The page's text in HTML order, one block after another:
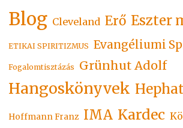
Blog Cleveland Erő Eszter
ETIKAI SPIRITIZMUS Evangéliumi
Fogalomtisztázás Grünhut Adolf
Hangoskönyvek
Hoffmann Franz IMA Kardec